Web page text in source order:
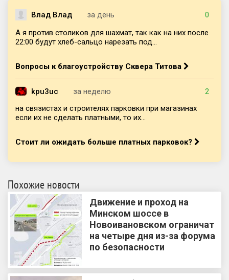
Влад Влад за день
0
А я против столиков для шахмат, так как на них после
22:00 будут хлеб-сальцо нарезать под...
Вопросы к благоустройству Сквера Титова
kpu3uc за неделю
2
на связистах и строителях парковки при магазинах
если их не сделать платными, то их...
Стоит ли ожидать больше платных парковок?
Похожие новости
Движение и проход на
Минском шоссе в
Новоивановском ограничат
на четыре дня из-за форума
по безопасности